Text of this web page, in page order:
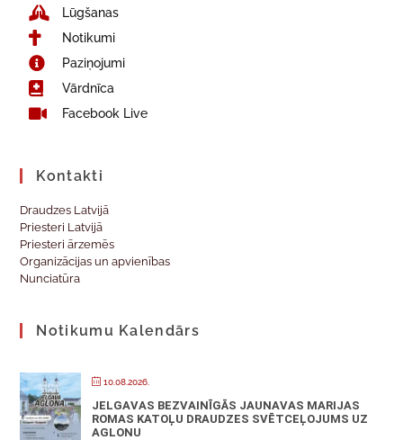
Lūgšanas
Notikumi
Paziņojumi
Vārdnīca
Facebook Live
Kontakti
Draudzes Latvijā
Priesteri Latvijā
Priesteri ārzemēs
Organizācijas un apvienības
Nunciatūra
Notikumu Kalendārs
10.08.2026.
JELGAVAS BEZVAINĪGĀS JAUNAVAS MARIJAS
ROMAS KATOĻU DRAUDZES SVĒTCEĻOJUMS UZ
AGLONU